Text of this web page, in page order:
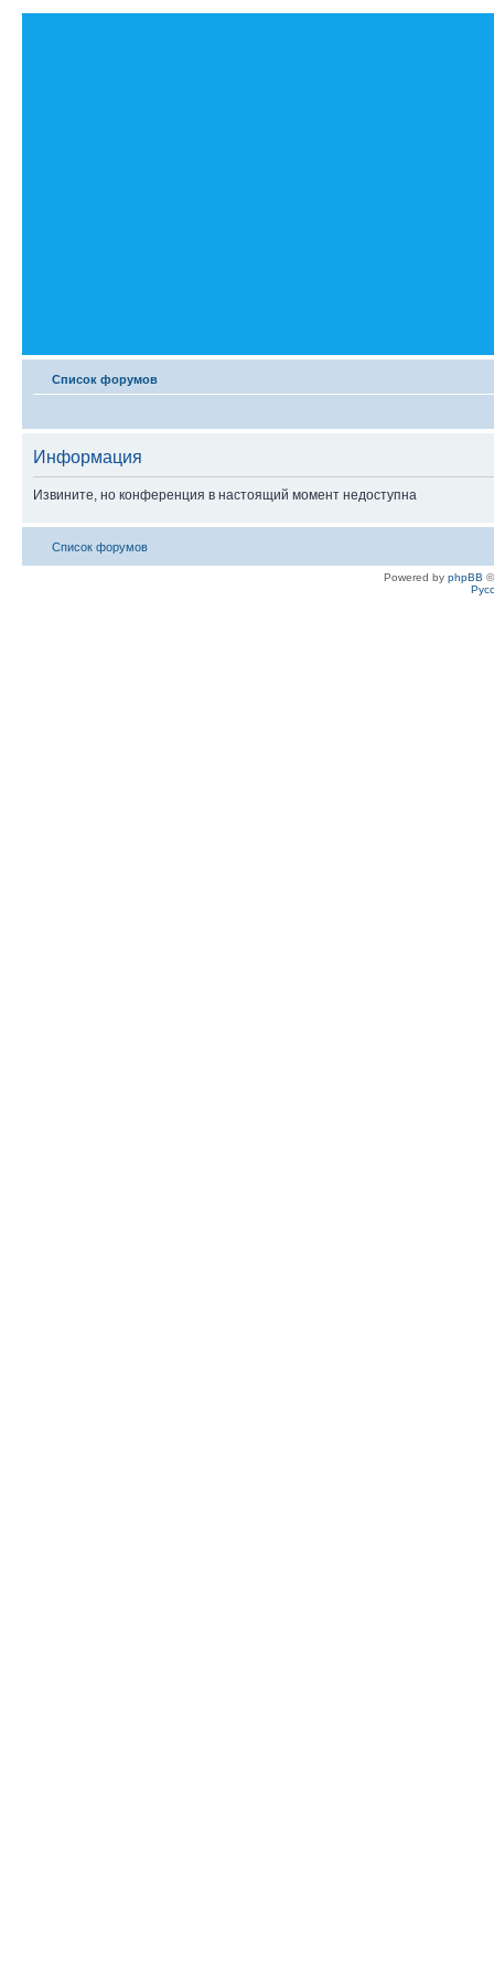
Список форумов
Информация
Извините, но конференция в настоящий момент недоступна
Список форумов
Powered by phpBB